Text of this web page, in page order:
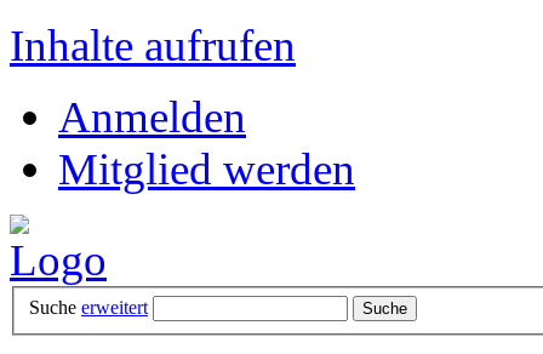
Inhalte aufrufen
Anmelden
Mitglied werden
Suche erweitert